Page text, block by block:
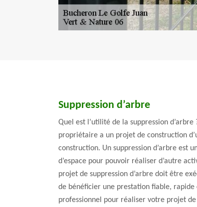
Suppression d’arbre
Quel est l’utilité de la suppression
propriétaire a un projet de construction
construction. Un suppression d’arbre est
d’espace pour pouvoir réaliser d’autre
projet de suppression d’arbre doit être
de bénéficier une prestation fiable,
professionnel pour réaliser votre projet de